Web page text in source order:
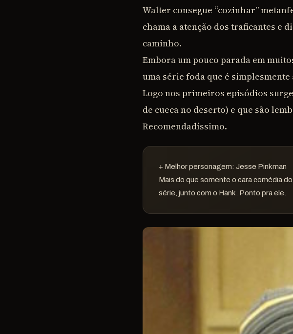
Walter consegue “cozinhar”
chama a atenção dos traficantes e
caminho.
Embora um pouco parada em
uma série foda que é
Logo nos primeiros episódios
de cueca no deserto) e que são
Recomendadíssimo.
+ Melhor personagem: Jesse Pinkman
Mais do que somente o cara comédia
série, junto com o Hank. Ponto pra ele.